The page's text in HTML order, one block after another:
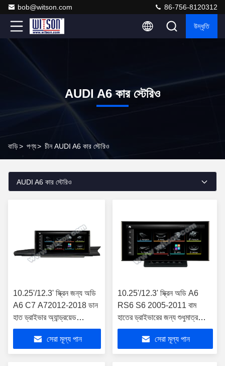
bob@witson.com 86-756-8120312
উদ্ধৃতি
AUDI A6 কার স্টেরিও
বাড়ি> পণ্য> চীন AUDI A6 কার স্টেরিও
AUDI A6 কার স্টেরিও
10.25'/12.3' স্ক্রিন জন্য অডি
A6 C7 A72012-2018 ডান
হাত ড্রাইভার অ্যান্ড্রয়েড
মাল্টিমিডিয়া প্লেয়ার
সেরা মূল্য পান
10.25'/12.3' স্ক্রিন অডি A6
RS6 S6 2005-2011 বাম
হাতের ড্রাইভারের জন্য শুধুমাত্র
অ্যান্ড্রয়েড মাল্টিমিডিয়া প্লেয়ার
সেরা মূল্য পান